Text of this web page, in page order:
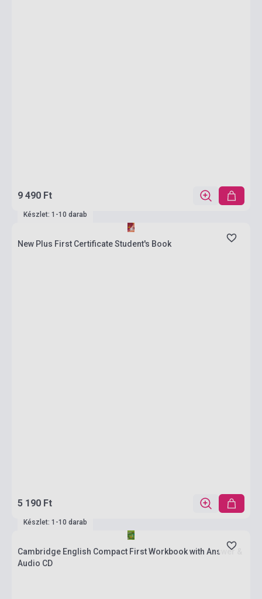
9 490 Ft
Készlet: 1-10 darab
New Plus First Certificate Student's Book
5 190 Ft
Készlet: 1-10 darab
Cambridge English Compact First Workbook with Answer &
Audio CD